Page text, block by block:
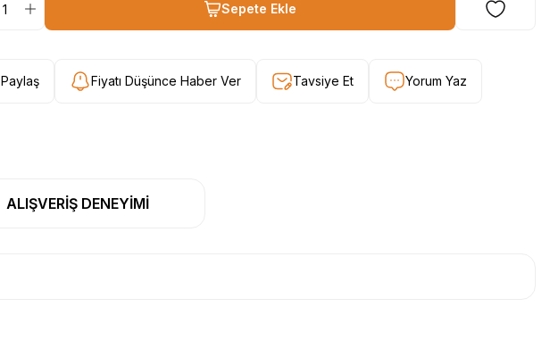
Sepete Ekle
Paylaş Fiyatı Düşünce Haber Ver Tavsiye Et Yorum Yaz
ALIŞVERİŞ DENEYİMİ